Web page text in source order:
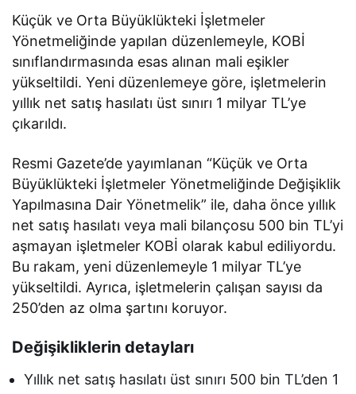
Küçük ve Orta Büyüklükteki İşletmeler
Yönetmeliğinde yapılan düzenlemeyle, KOBİ
sınıflandırmasında esas alınan mali eşikler
yükseltildi. Yeni düzenlemeye göre, işletmelerin
yıllık net satış hasılatı üst sınırı 1 milyar TL’ye
çıkarıldı.
Resmi Gazete’de yayımlanan “Küçük ve Orta
Büyüklükteki İşletmeler Yönetmeliğinde Değişiklik
Yapılmasına Dair Yönetmelik” ile, daha önce yıllık
net satış hasılatı veya mali bilançosu 500 bin TL’yi
aşmayan işletmeler KOBİ olarak kabul ediliyordu.
Bu rakam, yeni düzenlemeyle 1 milyar TL’ye
yükseltildi. Ayrıca, işletmelerin çalışan sayısı da
250’den az olma şartını koruyor.
Değişikliklerin detayları
Yıllık net satış hasılatı üst sınırı 500 bin TL’den 1